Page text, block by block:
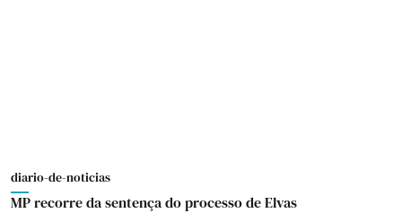
diario-de-noticias
MP recorre da sentença do processo de Elvas